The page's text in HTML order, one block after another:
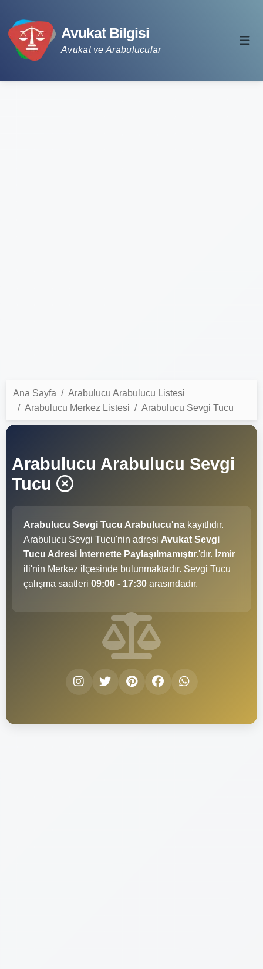
Avukat Bilgisi
Avukat ve Arabulucular
Ana Sayfa
Arabulucu Arabulucu Listesi
Arabulucu Merkez Listesi
Arabulucu Sevgi Tucu
Arabulucu Arabulucu Sevgi
Tucu
Arabulucu Sevgi Tucu Arabulucu'na kayıtlıdır.
Arabulucu Sevgi Tucu'nin adresi Avukat Sevgi
Tucu Adresi İnternette Paylaşılmamıştır.'dır. İzmir
ili'nin Merkez ilçesinde bulunmaktadır. Sevgi Tucu
çalışma saatleri 09:00 - 17:30 arasındadır.